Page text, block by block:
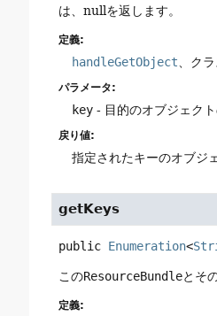
は、nullを返します。
定義:
handleGetObject 、ク
パラメータ:
key - 目的のオブジェク
戻り値:
指定されたキーのオブジ
getKeys
public Enumeration<
このResourceBundleとそ
定義: